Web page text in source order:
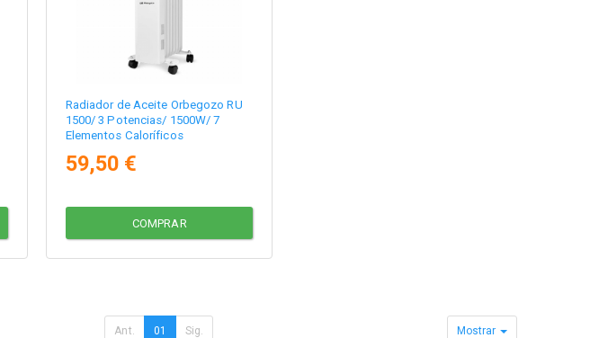
Radiador de Aceite Orbegozo RU
1500/ 3 Potencias/ 1500W/ 7
Elementos Caloríficos
59,50 €
COMPRAR
Ant. 01 Sig. Mostrar